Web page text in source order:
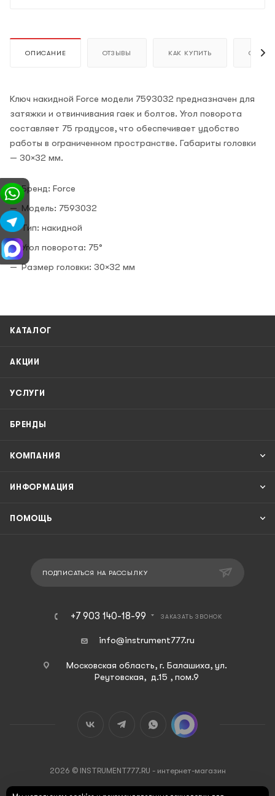
ОПИСАНИЕ ОТЗЫВЫ КАК КУПИТЬ ОПЛАТА
Ключ накидной Force модели 7593032 предназначен для
затяжки и отвинчивания гаек и болтов. Угол поворота
составляет 75 градусов, что обеспечивает удобство
работы в ограниченном пространстве. Габариты головки
— 30×32 мм.
Бренд: Force
Модель: 7593032
Тип: накидной
Угол поворота: 75°
Размер головки: 30×32 мм
КАТАЛОГ
АКЦИИ
УСЛУГИ
БРЕНДЫ
КОМПАНИЯ
ИНФОРМАЦИЯ
ПОМОЩЬ
ПОДПИСАТЬСЯ НА РАССЫЛКУ
+7 903 140-18-99 ЗАКАЗАТЬ ЗВОНОК
info@instrument777.ru
Московская область, г. Балашиха, ул.
Реутовская, д.15 , пом.9
2026 © INSTRUMENT777.RU - интернет-магазин